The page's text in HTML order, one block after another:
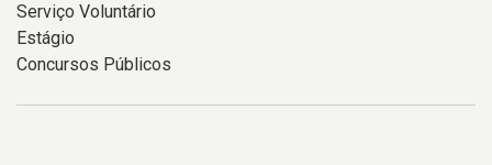
Serviço Voluntário
Estágio
Concursos Públicos